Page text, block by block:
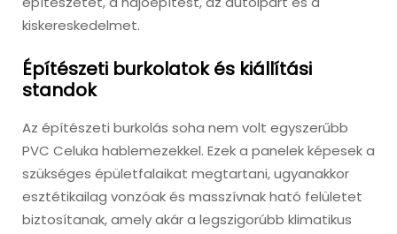
kiskereskedelmet.
Építészeti burkolatok és kiállítási
standok
Az építészeti burkolás soha nem volt egyszerűbb
PVC Celuka hablemezekkel. Ezek a panelek képesek a
szükséges épületfalaikat megtartani, ugyanakkor
esztétikailag vonzóak és masszívnak ható felületet
biztosítanak, amely akár a legszigorúbb klimatikus